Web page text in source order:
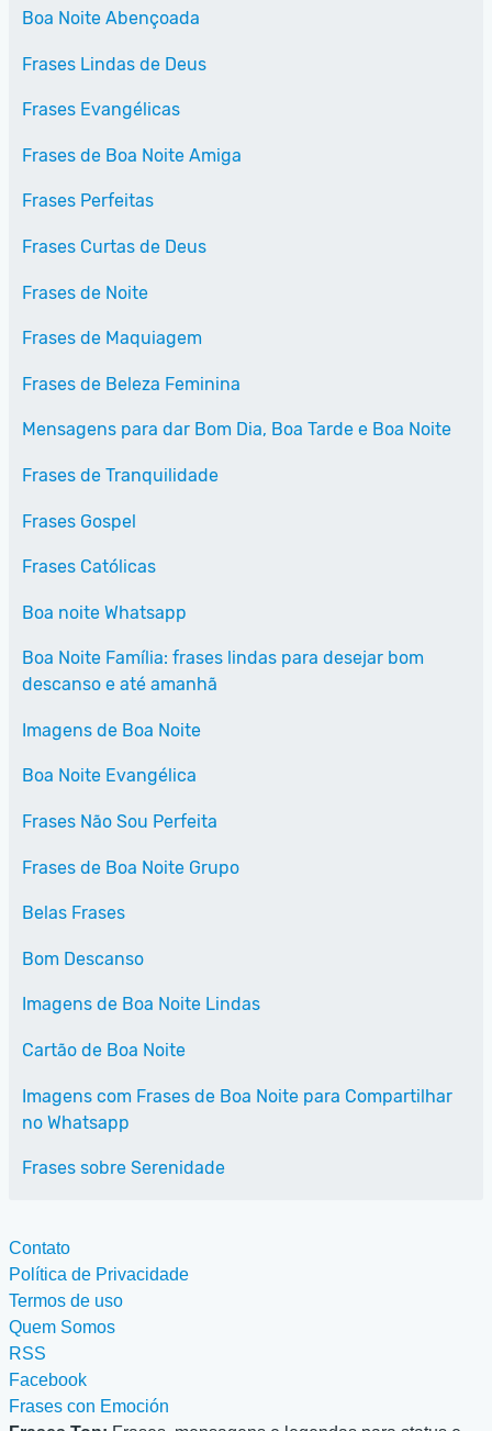
Boa Noite Abençoada
Frases Lindas de Deus
Frases Evangélicas
Frases de Boa Noite Amiga
Frases Perfeitas
Frases Curtas de Deus
Frases de Noite
Frases de Maquiagem
Frases de Beleza Feminina
Mensagens para dar Bom Dia, Boa Tarde e Boa Noite
Frases de Tranquilidade
Frases Gospel
Frases Católicas
Boa noite Whatsapp
Boa Noite Família: frases lindas para desejar bom
descanso e até amanhã
Imagens de Boa Noite
Boa Noite Evangélica
Frases Não Sou Perfeita
Frases de Boa Noite Grupo
Belas Frases
Bom Descanso
Imagens de Boa Noite Lindas
Cartão de Boa Noite
Imagens com Frases de Boa Noite para Compartilhar
no Whatsapp
Frases sobre Serenidade
Contato
Política de Privacidade
Termos de uso
Quem Somos
RSS
Facebook
Frases con Emoción